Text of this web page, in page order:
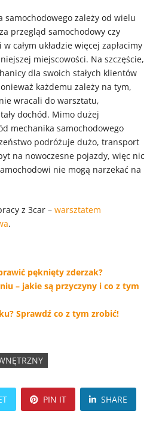
samochodowego zależy od wielu
przegląd samochodowy czy
całym układzie więcej zapłacimy
miejscowości. Na szczęście,
dla swoich stałych klientów
każdemu zależy na tym,
wracali do warsztatu,
dochód. Mimo dużej
mechanika samochodowego
podróżuje dużo, transport
na nowoczesne pojazdy, więc nic
nie mogą narzekać na
z 3car –warsztatem
.
pęknięty zderzak?
– jakie są przyczyny i co z tym
Sprawdź co z tym zrobić!
PIN IT SHARE